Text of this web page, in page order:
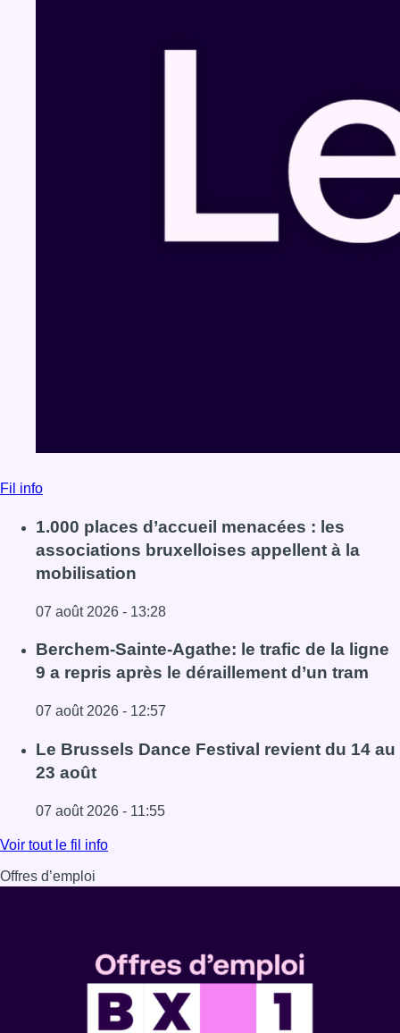
Fil info
1.000 places d’accueil menacées : les
associations bruxelloises appellent à la
mobilisation
07 août 2026 - 13:28
Lire l'article 1.000 places d’accueil menacées : les
Berchem-Sainte-Agathe: le trafic de la ligne
9 a repris après le déraillement d’un tram
07 août 2026 - 12:57
Lire l'article Berchem-Sainte-Agathe: le trafic de la ligne
Le Brussels Dance Festival revient du 14 au
23 août
07 août 2026 - 11:55
Lire l'article Le Brussels Dance Festival revient du 14 au
Voir tout le fil info
Offres d’emploi